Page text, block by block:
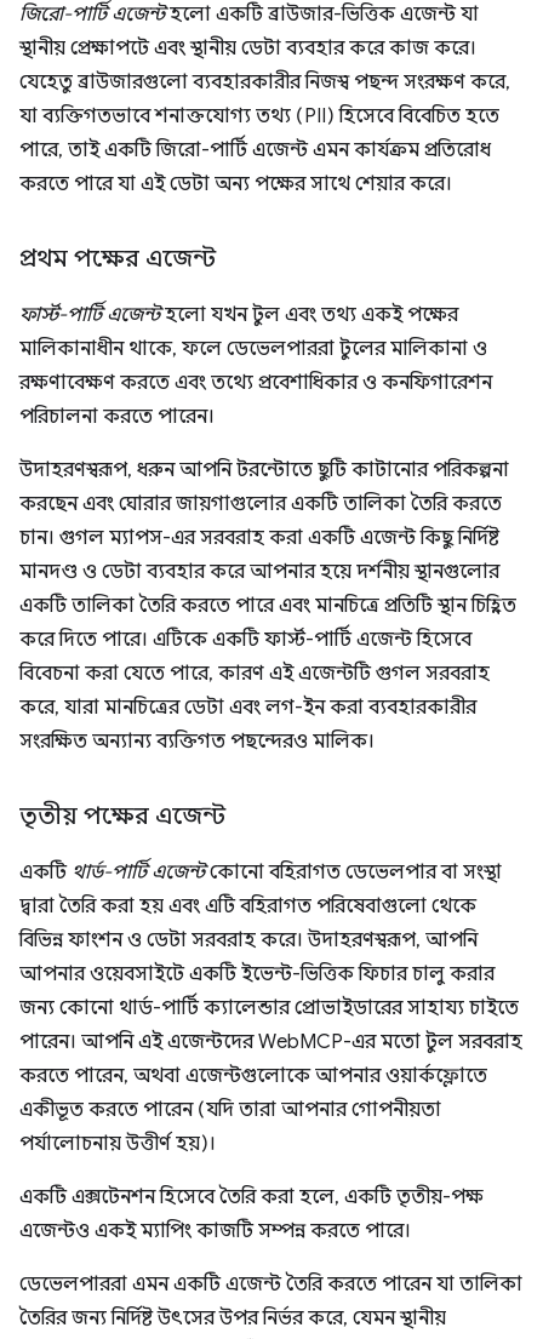
জিরো-পার্টি এজেন্টহলো একটি ব্রাউজার-ভিত্তিক এজেন্ট যা
স্থানীয় প্রেক্ষাপটে এবং স্থানীয় ডেটা ব্যবহার করে কাজ করে।
যেহেতু ব্রাউজারগুলো ব্যবহারকারীর নিজস্ব পছন্দ সংরক্ষণ করে,
যা ব্যক্তিগতভাবে শনাক্তযোগ্য তথ্য (PII) হিসেবে বিবেচিত হতে
পারে, তাই একটি জিরো-পার্টি এজেন্ট এমন কার্যক্রম প্রতিরোধ
করতে পারে যা এই ডেটা অন্য পক্ষের সাথে শেয়ার করে।
প্রথম পক্ষের এজেন্ট
ফার্স্ট-পার্টি এজেন্টহলো যখন টুল এবং তথ্য একই পক্ষের
মালিকানাধীন থাকে, ফলে ডেভেলপাররা টুলের মালিকানা ও
রক্ষণাবেক্ষণ করতে এবং তথ্যে প্রবেশাধিকার ও কনফিগারেশন
পরিচালনা করতে পারেন।
উদাহরণস্বরূপ, ধরুন আপনি টরন্টোতে ছুটি কাটানোর পরিকল্পনা
করছেন এবং ঘোরার জায়গাগুলোর একটি তালিকা তৈরি করতে
চান। গুগল ম্যাপস-এর সরবরাহ করা একটি এজেন্ট কিছু নির্দিষ্ট
মানদণ্ড ও ডেটা ব্যবহার করে আপনার হয়ে দর্শনীয় স্থানগুলোর
একটি তালিকা তৈরি করতে পারে এবং মানচিত্রে প্রতিটি স্থান চিহ্নিত
করে দিতে পারে। এটিকে একটি ফার্স্ট-পার্টি এজেন্ট হিসেবে
বিবেচনা করা যেতে পারে, কারণ এই এজেন্টটি গুগল সরবরাহ
করে, যারা মানচিত্রের ডেটা এবং লগ-ইন করা ব্যবহারকারীর
সংরক্ষিত অন্যান্য ব্যক্তিগত পছন্দেরও মালিক।
তৃতীয় পক্ষের এজেন্ট
একটি থার্ড-পার্টি এজেন্টকোনো বহিরাগত ডেভেলপার বা সংস্থা
দ্বারা তৈরি করা হয় এবং এটি বহিরাগত পরিষেবাগুলো থেকে
বিভিন্ন ফাংশন ও ডেটা সরবরাহ করে। উদাহরণস্বরূপ, আপনি
আপনার ওয়েবসাইটে একটি ইভেন্ট-ভিত্তিক ফিচার চালু করার
জন্য কোনো থার্ড-পার্টি ক্যালেন্ডার প্রোভাইডারের সাহায্য চাইতে
পারেন। আপনি এই এজেন্টদের WebMCP-এর মতো টুল সরবরাহ
করতে পারেন, অথবা এজেন্টগুলোকে আপনার ওয়ার্কফ্লোতে
একীভূত করতে পারেন (যদি তারা আপনার গোপনীয়তা
পর্যালোচনায় উত্তীর্ণ হয়)।
একটি এক্সটেনশন হিসেবে তৈরি করা হলে, একটি তৃতীয়-পক্ষ
এজেন্টও একই ম্যাপিং কাজটি সম্পন্ন করতে পারে।
ডেভেলপাররা এমন একটি এজেন্ট তৈরি করতে পারেন যা তালিকা
তৈরির জন্য নির্দিষ্ট উৎসের উপর নির্ভর করে, যেমন স্থানীয়